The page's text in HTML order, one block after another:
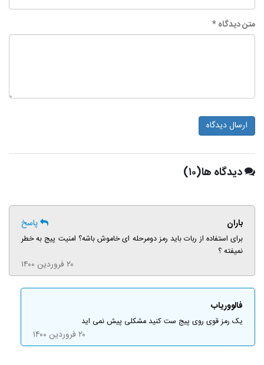
متن دیدگاه *
ارسال دیدگاه
دیدگاه ها(۱۰)
باران پاسخ
برای استفاده از ربات باید رمز دومرحله ای خاموش باشه؟ امنیت پیج به خطر
نمیفته ؟
۲۰ فروردین ۱۴۰۰
فالووریاب
یک رمز قوی روی پیج ست کنید مشکلی پیش نمی اید
۲۰ فروردین ۱۴۰۰